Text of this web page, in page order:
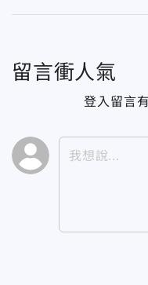
留言衝人氣
登入留言